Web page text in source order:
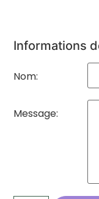
Informations
Nom:
Message: